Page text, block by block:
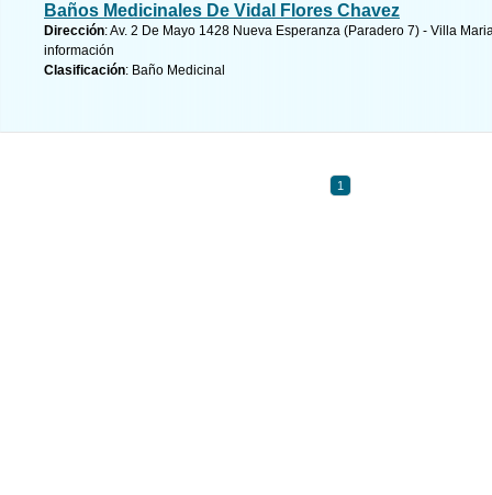
Baños Medicinales De Vidal Flores Chavez
Dirección: Av. 2 De Mayo 1428 Nueva Esperanza (Paradero 7) - Villa
información
Clasificación: Baño Medicinal
1